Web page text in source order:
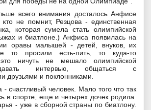
всего внимания досталось Анфисе
кто не помнит, Резцова - единственная
которая сумела стать олимпийской
и биатлоне.) Анфиса появилась на
оравы малышей - детей, внуков, их
то просили есть-пить, то куда-то
ничуть не мешало олимпийской
интервью, общаться с
друзьями и поклонниками.
счастливый человек. Мало того что так
в спорте, еще и четырех дочек родила.
- уже в сборной страны по биатлону.